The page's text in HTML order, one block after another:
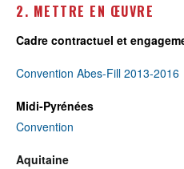
2. METTRE EN ŒUVRE
Cadre contractuel et
Convention Abes-Fill 2013-2016
Midi-Pyrénées
Convention
Aquitaine